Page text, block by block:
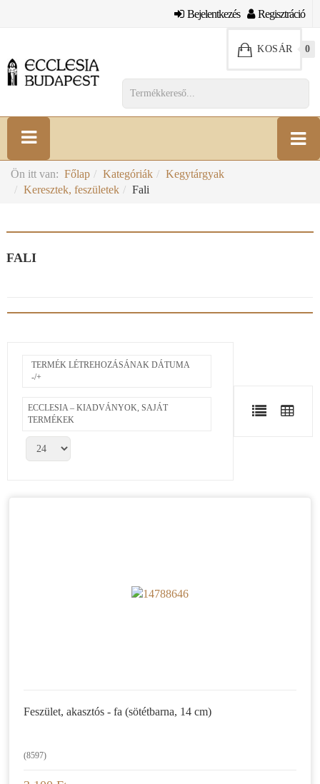
Bejelentkezés Regisztráció
KOSÁR 0
Ön itt van: Főlap Kategóriák
Kegytárgyak
Keresztek, feszületek
Fali
FALI
TERMÉK LÉTREHOZÁSÁNAK DÁTUMA
-/+
ECCLESIA – KIADVÁNYOK, SAJÁT
TERMÉKEK
Feszület, akasztós - fa (sötétbarna, 14 cm)
(8597)